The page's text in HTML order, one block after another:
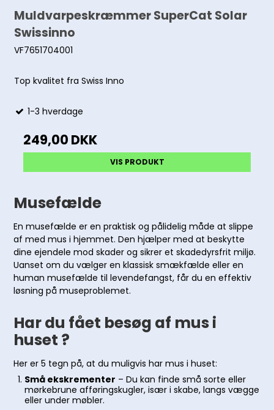
Muldvarpeskræmmer SuperCat Solar
Swissinno
VF7651704001
Top kvalitet fra Swiss Inno
1-3 hverdage
249,00 DKK
VIS PRODUKT
Musefælde
En musefælde er en praktisk og pålidelig måde at slippe
af med mus i hjemmet. Den hjælper med at beskytte
dine ejendele mod skader og sikrer et skadedyrsfrit miljø.
Uanset om du vælger en klassisk smækfælde eller en
human musefælde til levendefangst, får du en effektiv
løsning på museproblemet.
Har du fået besøg af mus i
huset ?
Her er 5 tegn på, at du muligvis har mus i huset:
Små ekskrementer – Du kan finde små sorte eller
mørkebrune afføringskugler, især i skabe, langs vægge
eller under møbler.